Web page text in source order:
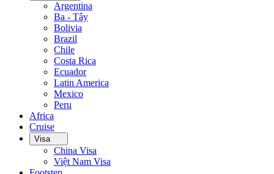
Argentina
Ba - Tây
Bolivia
Brazil
Chile
Costa Rica
Ecuador
Latin America
Mexico
Peru
Africa
Cruise
Visa
China Visa
Việt Nam Visa